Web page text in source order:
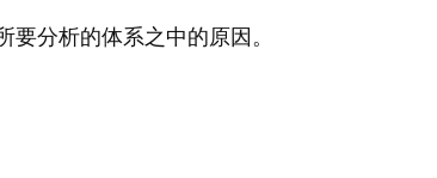
分析的体系之中的原因。